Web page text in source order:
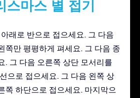
스마스 별 접기
래로 반으로 접으세요. 그 다음
쪽만 평평하게 펴세요. 그 다음 종
. 그 다음 오른쪽 상단 모서리를
으로 접으세요. 그 다음 왼쪽 상
쪽 하단으로 접으세요. 마지막으